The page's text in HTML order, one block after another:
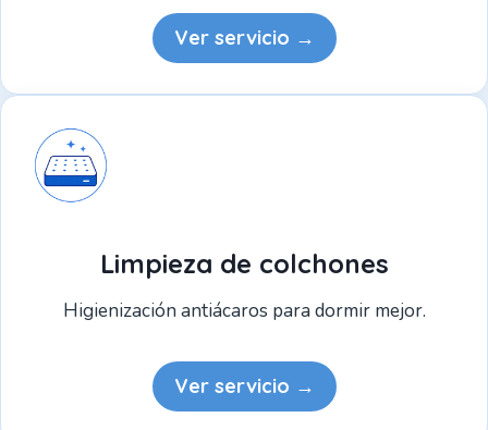
Ver servicio →
Limpieza de colchones
Higienización antiácaros para dormir mejor.
Ver servicio →